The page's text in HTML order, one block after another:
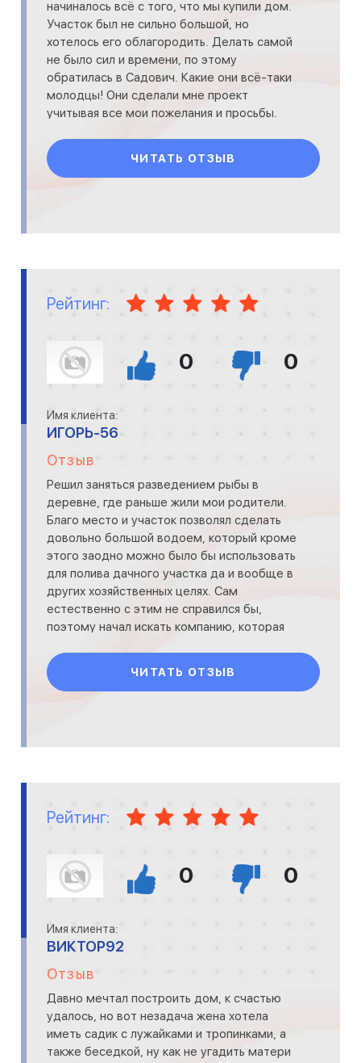
начиналось всё с того, что мы купили дом.
Участок был не сильно большой, но
хотелось его облагородить. Делать самой
не было сил и времени, по этому
обратилась в Садович. Какие они всё-таки
молодцы! Они сделали мне проект
учитывая все мои пожелания и просьбы.
сделали вов
ЧИТАТЬ ОТЗЫВ
Рейтинг:
0 0
Имя клиента:
ИГОРЬ-56
Отзыв
Решил заняться разведением рыбы в
деревне, где раньше жили мои родители.
Благо место и участок позволял сделать
довольно большой водоем, который кроме
этого заодно можно было бы использовать
для полива дачного участка да и вообще в
других хозяйственных целях. Сам
естественно с этим не справился бы,
поэтому начал искать компанию, которая
ЧИТАТЬ ОТЗЫВ
Рейтинг:
0 0
Имя клиента:
ВИКТОР92
Отзыв
Давно мечтал построить дом, к счастью
удалось, но вот незадача жена хотела
иметь садик с лужайками и тропинками, а
также беседкой, ну как не угадить матери